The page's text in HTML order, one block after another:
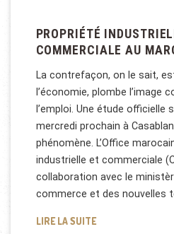
PROPRIÉTÉ
COMMERCIALE AU
La contrefaçon, on le sait,
l’économie, plombe l’image
l’emploi. Une étude officielle
mercredi prochain à
phénomène. L’Office
industrielle et commerciale
collaboration avec le
commerce et des nouvelles
LIRE LA SUITEPROPRIÉTÉ